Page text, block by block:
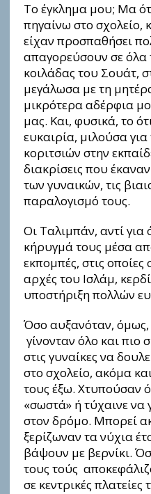
Το έγκλημα μου; Μα
πηγαίνω στο σχολείο,
είχαν προσπαθήσει
απαγορεύσουν σε όλα
κοιλάδας του Σουάτ,
μεγάλωσα με τη
μικρότερα αδέρφια
μας. Και, φυσικά, το
ευκαιρία, μιλούσα
κοριτσιών στην
διακρίσεις που
των γυναικών, τις
παραλογισμό τους.
Οι Ταλιμπάν, αντί για
κήρυγμά τoυς μέσα
εκπομπές, στις οποίες
αρχές του Ισλάμ,
υποστήριξη πολλών
Όσο αυξανόταν, όμως,
γίνονταν όλο και πιο
στις γυναίκες να
στο σχολείο, ακόμα
τoυς έξω. Χτυπούσαν
«σωστά» ή τύχαινε
στον δρόμο. Μπορεί
ξερίζωναν τα νύχια
βάψουν με βερνίκι.
τoυς τoύς
σε κεντρικές πλατείες